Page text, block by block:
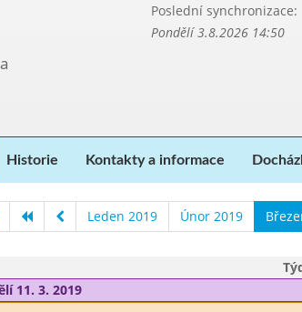
Poslední synchronizace:
Pondělí 3.8.2026 14:50
Historie Kontakty a informace
Leden 2019 Únor 2019
11. 3. 2019